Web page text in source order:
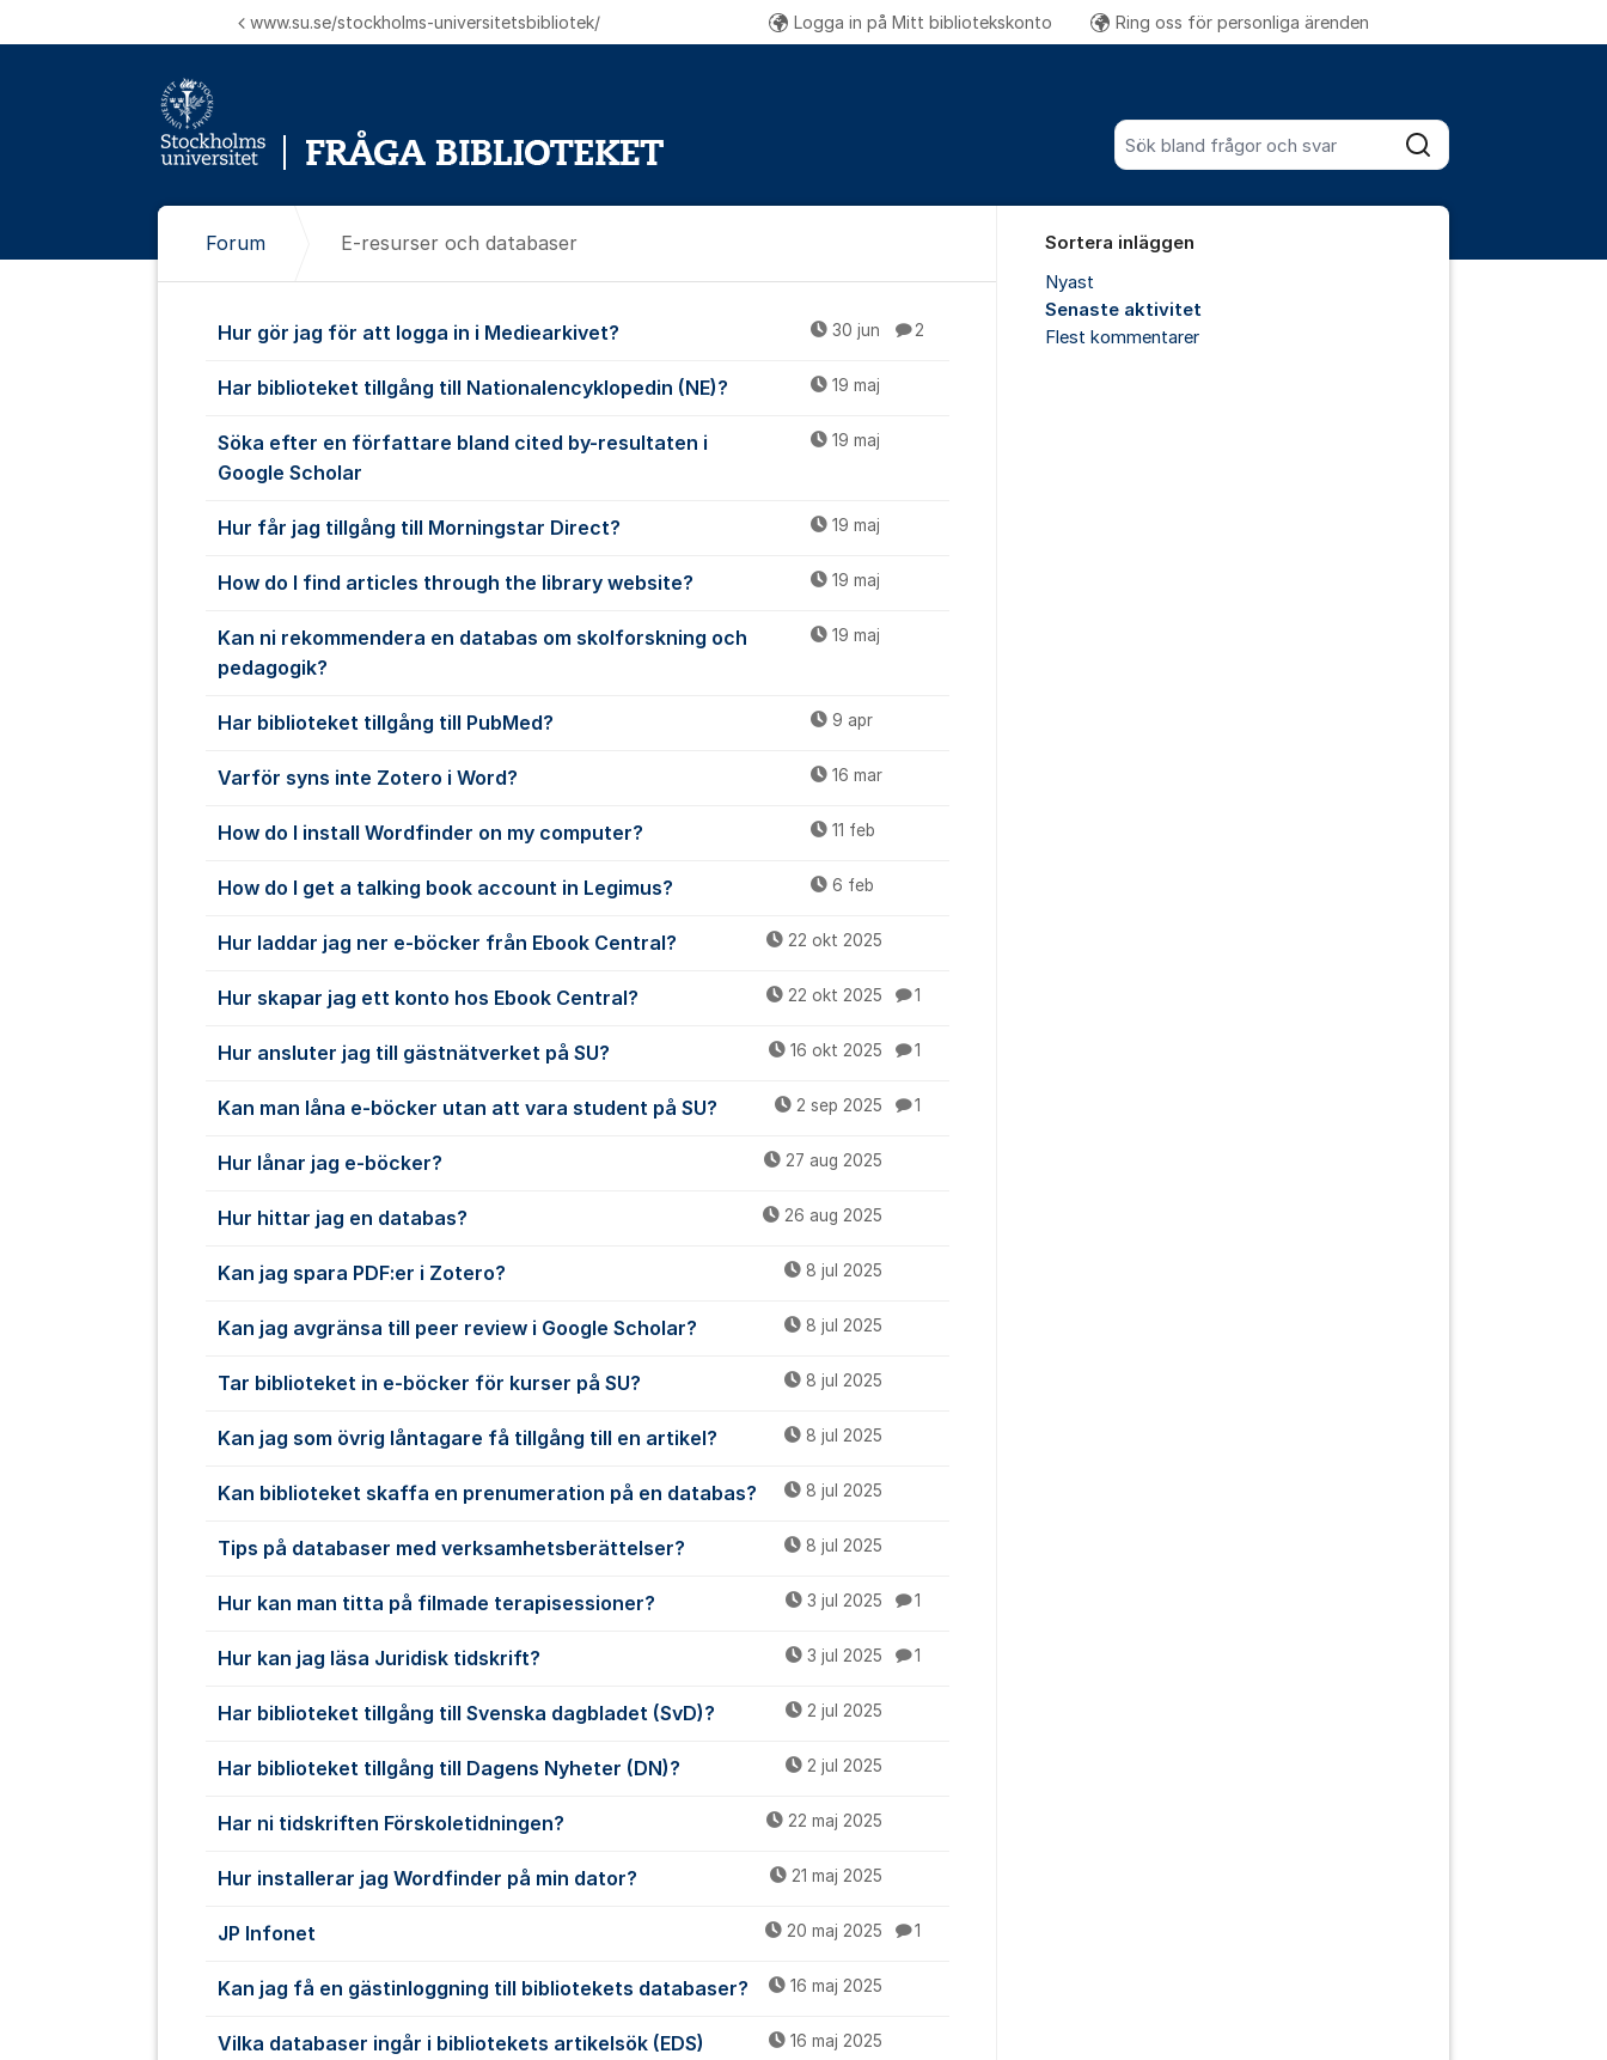
Sök bland alla inlägg
Sök
www.su.se/stockholms-universitetsbibliotek/ Logga in på Mitt bibliotekskonto Ring oss för personliga ärendenFler supportlänkar
Forum E-resurser och databaser
E-resurser och databaser
Hur gör jag för att logga in i Mediearkivet? 30 jun 2
Har biblioteket tillgång till Nationalencyklopedin (NE)? 19 maj
Söka efter en författare bland cited by-resultaten i
Google Scholar
19 maj
Hur får jag tillgång till Morningstar Direct? 19 maj
How do I find articles through the library website? 19 maj
Kan ni rekommendera en databas om skolforskning och
pedagogik?
19 maj
Har biblioteket tillgång till PubMed? 9 apr
Varför syns inte Zotero i Word? 16 mar
How do I install Wordfinder on my computer? 11 feb
How do I get a talking book account in Legimus? 6 feb
Hur laddar jag ner e-böcker från Ebook Central? 22 okt 2025
Hur skapar jag ett konto hos Ebook Central? 22 okt 2025 1
Hur ansluter jag till gästnätverket på SU? 16 okt 2025 1
Kan man låna e-böcker utan att vara student på SU? 2 sep 2025 1
Hur lånar jag e-böcker? 27 aug 2025
Hur hittar jag en databas? 26 aug 2025
Kan jag spara PDF:er i Zotero? 8 jul 2025
Kan jag avgränsa till peer review i Google Scholar? 8 jul 2025
Tar biblioteket in e-böcker för kurser på SU? 8 jul 2025
Kan jag som övrig låntagare få tillgång till en artikel? 8 jul 2025
Kan biblioteket skaffa en prenumeration på en databas? 8 jul 2025
Tips på databaser med verksamhetsberättelser? 8 jul 2025
Hur kan man titta på filmade terapisessioner? 3 jul 2025 1
Hur kan jag läsa Juridisk tidskrift? 3 jul 2025 1
Har biblioteket tillgång till Svenska dagbladet (SvD)? 2 jul 2025
Har biblioteket tillgång till Dagens Nyheter (DN)? 2 jul 2025
Har ni tidskriften Förskoletidningen? 22 maj 2025
Hur installerar jag Wordfinder på min dator? 21 maj 2025
JP Infonet 20 maj 2025 1
Kan jag få en gästinloggning till bibliotekets databaser? 16 maj 2025
Vilka databaser ingår i bibliotekets artikelsök (EDS)
16 maj 2025
Sortera inläggen
Nyast
Senaste aktivitet
Flest kommentarer